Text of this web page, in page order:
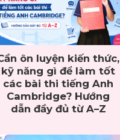
ôn luyện kiến thức,
kỹ năng gì để làm tốt
các bài thi tiếng Anh
Cambridge? Hướng
dẫn đầy đủ từ A–Z